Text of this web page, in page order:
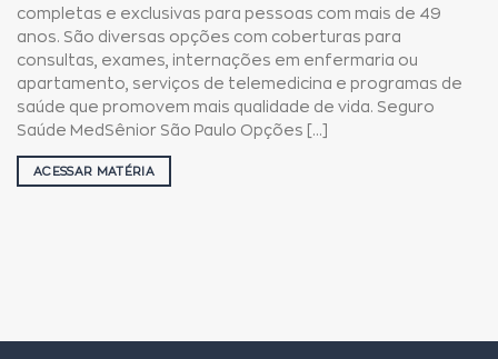
completas e exclusivas para pessoas com mais de 49
anos. São diversas opções com coberturas para
consultas, exames, internações em enfermaria ou
apartamento, serviços de telemedicina e programas de
saúde que promovem mais qualidade de vida. Seguro
Saúde MedSênior São Paulo Opções [...]
ACESSAR MATÉRIA